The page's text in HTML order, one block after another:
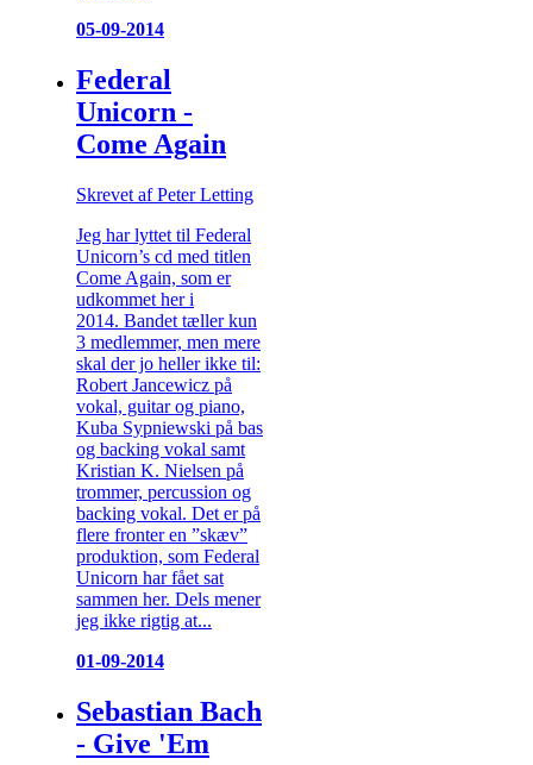
05-09-2014
Federal
Unicorn -
Come Again
Skrevet af Peter Letting
Jeg har lyttet til Federal
Unicorn’s cd med titlen
Come Again, som er
udkommet her i
2014. Bandet tæller kun
3 medlemmer, men mere
skal der jo heller ikke til:
Robert Jancewicz på
vokal, guitar og piano,
Kuba Sypniewski på bas
og backing vokal samt
Kristian K. Nielsen på
trommer, percussion og
backing vokal. Det er på
flere fronter en ”skæv”
produktion, som Federal
Unicorn har fået sat
sammen her. Dels mener
jeg ikke rigtig at...
01-09-2014
Sebastian Bach
- Give 'Em